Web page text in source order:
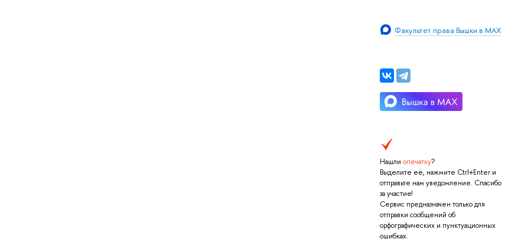
Факультет права Вышки в MAX
Нашли опечатку?
Выделите её, нажмите Ctrl+Enter и
отправьте нам уведомление. Спасибо
за участие!
Сервис предназначен только для
отправки сообщений об
орфографических и пунктуационных
ошибках.